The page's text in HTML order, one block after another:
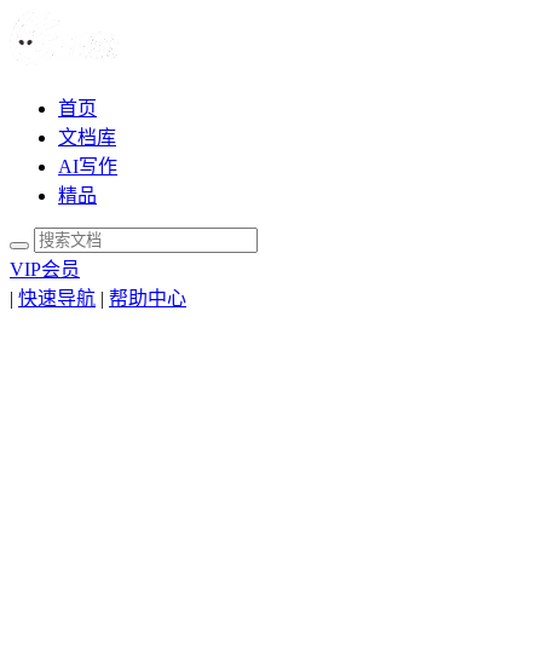
首页
文档库
AI写作
精品
VIP会员
| 快速导航 | 帮助中心